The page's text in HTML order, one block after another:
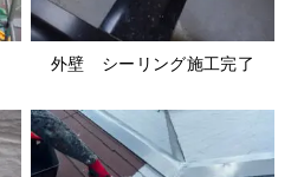
外壁 シーリング施工完了